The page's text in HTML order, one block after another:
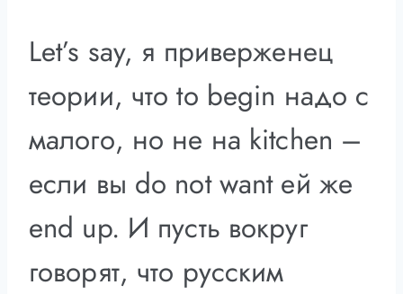
Let’s say, я приверженец
теории, что to begin надо с
малого, но не на kitchen –
если вы do not want ей же
end up. И пусть вокруг
говорят, что русским